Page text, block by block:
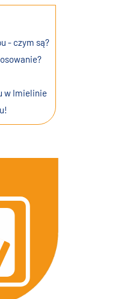
- czym są?
w Imielinie